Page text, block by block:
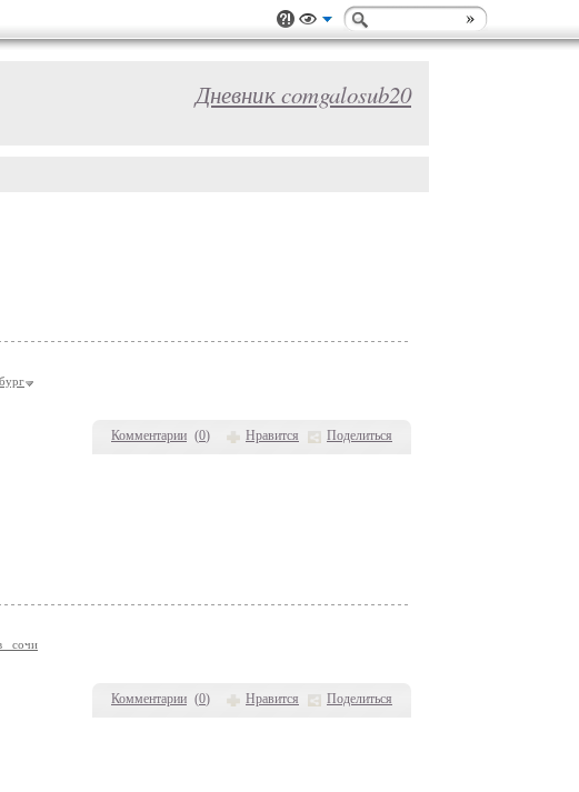
Дневник comgalosub20
Комментарии (0) Нравится Поделиться
Комментарии (0) Нравится Поделиться
сочи